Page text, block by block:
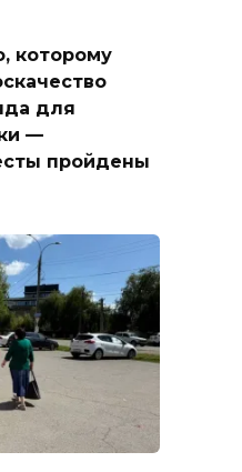
которому
для
—
пройдены